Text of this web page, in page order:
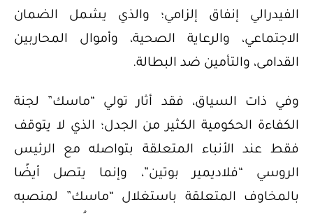
الفيدرالي إنفاق إلزامي؛ والذي يشمل الضمان
الاجتماعي، والرعاية الصحية، وأموال المحاربين
القدامى، والتأمين ضد البطالة.
وفي ذات السياق، فقد أثار تولي “ماسك” لجنة
الكفاءة الحكومية الكثير من الجدل؛ الذي لا يتوقف
فقط عند الأنباء المتعلقة بتواصله مع الرئيس
الروسي “فلاديمير بوتين”، وإنما يتصل أيضًا
بالمخاوف المتعلقة باستغلال “ماسك” لمنصبه